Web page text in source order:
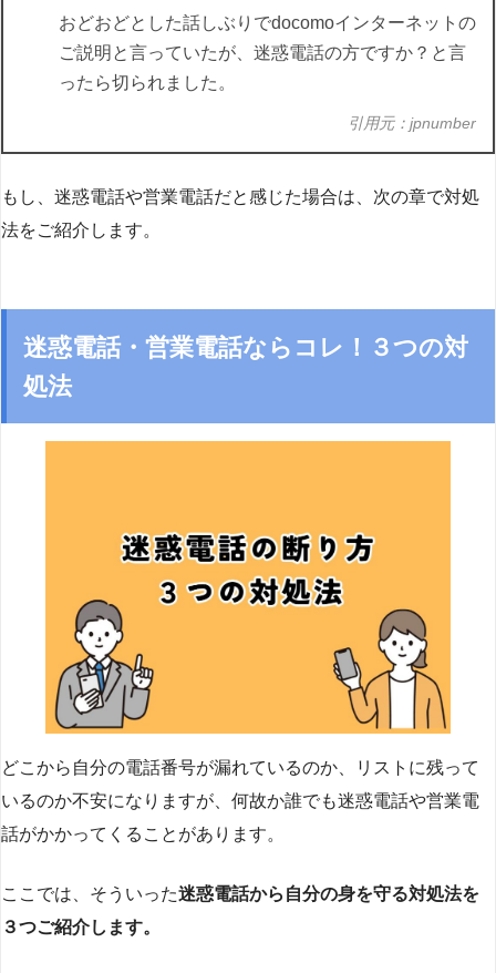
おどおどとした話しぶりでdocomoインターネットの
ご説明と言っていたが、迷惑電話の方ですか？と言
ったら切られました。
引用元：jpnumber
もし、迷惑電話や営業電話だと感じた場合は、次の章で対処
法をご紹介します。
迷惑電話・営業電話ならコレ！３つの対
処法
どこから自分の電話番号が漏れているのか、リストに残って
いるのか不安になりますが、何故か誰でも迷惑電話や営業電
話がかかってくることがあります。
ここでは、そういった迷惑電話から自分の身を守る対処法を
３つご紹介します。